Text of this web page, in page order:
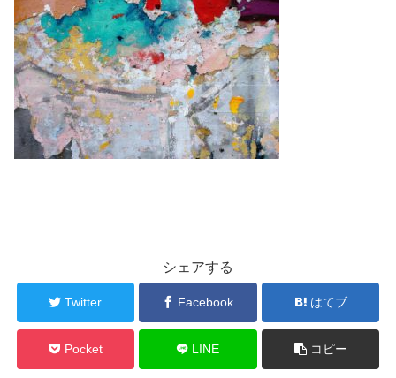
シェアする
Twitter Facebook はてブ
Pocket LINE コピー